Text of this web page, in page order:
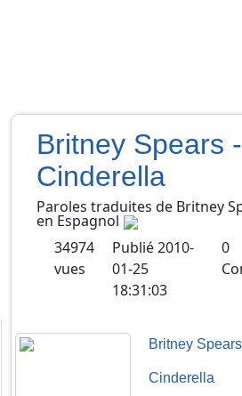
Britney Spears -
Cinderella
Paroles traduites de Britney
en Espagnol
34974
vues
Publié2010-
01-25
18:31:03
0
Britney Spears
Cinderella